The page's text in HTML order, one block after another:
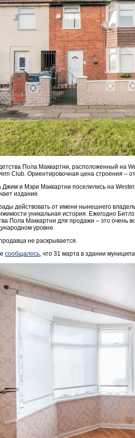
Пола Маккартни, расположенный на
Club. Ориентировочная цена строения –
Джим и Мэри Маккартни поселились на
издание.
действовать от имени нынешнего
уникальная история. Ежегодно
Пола Маккартни для продажи – это очень
уровне.
не раскрывается.
сообщалось , что 31 марта в здании